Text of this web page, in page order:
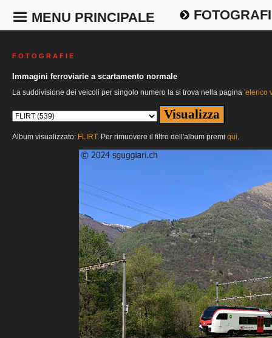
MENU PRINCIPALE
F O T O G R A F I E
Immagini ferroviarie a scartamento normale
La suddivisione dei veicoli per singolo numero la si trova nella pagina 'elenco
Album visualizzato: FLIRT. Per rimuovere il filtro dell'album premi qui.